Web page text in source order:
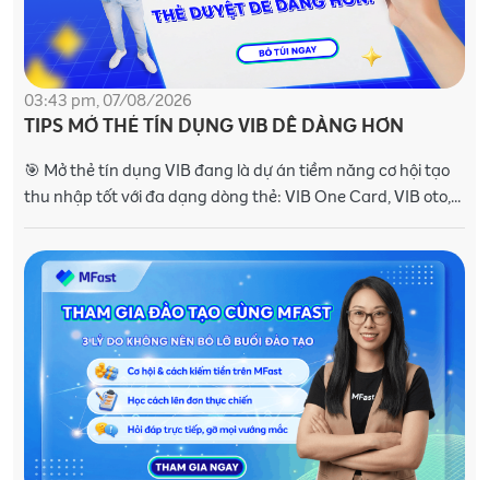
03:43 pm, 07/08/2026
TIPS MỞ THẺ TÍN DỤNG VIB DỄ DÀNG HƠN
🎯 Mở thẻ tín dụng VIB đang là dự án tiềm năng cơ hội tạo
thu nhập tốt với đa dạng dòng thẻ: VIB One Card, VIB oto,